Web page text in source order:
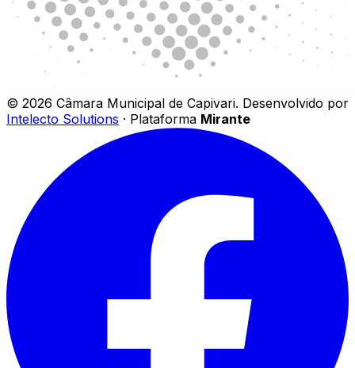
© 2026 Câmara Municipal de Capivari. Desenvolvido por
Intelecto Solutions · Plataforma Mirante